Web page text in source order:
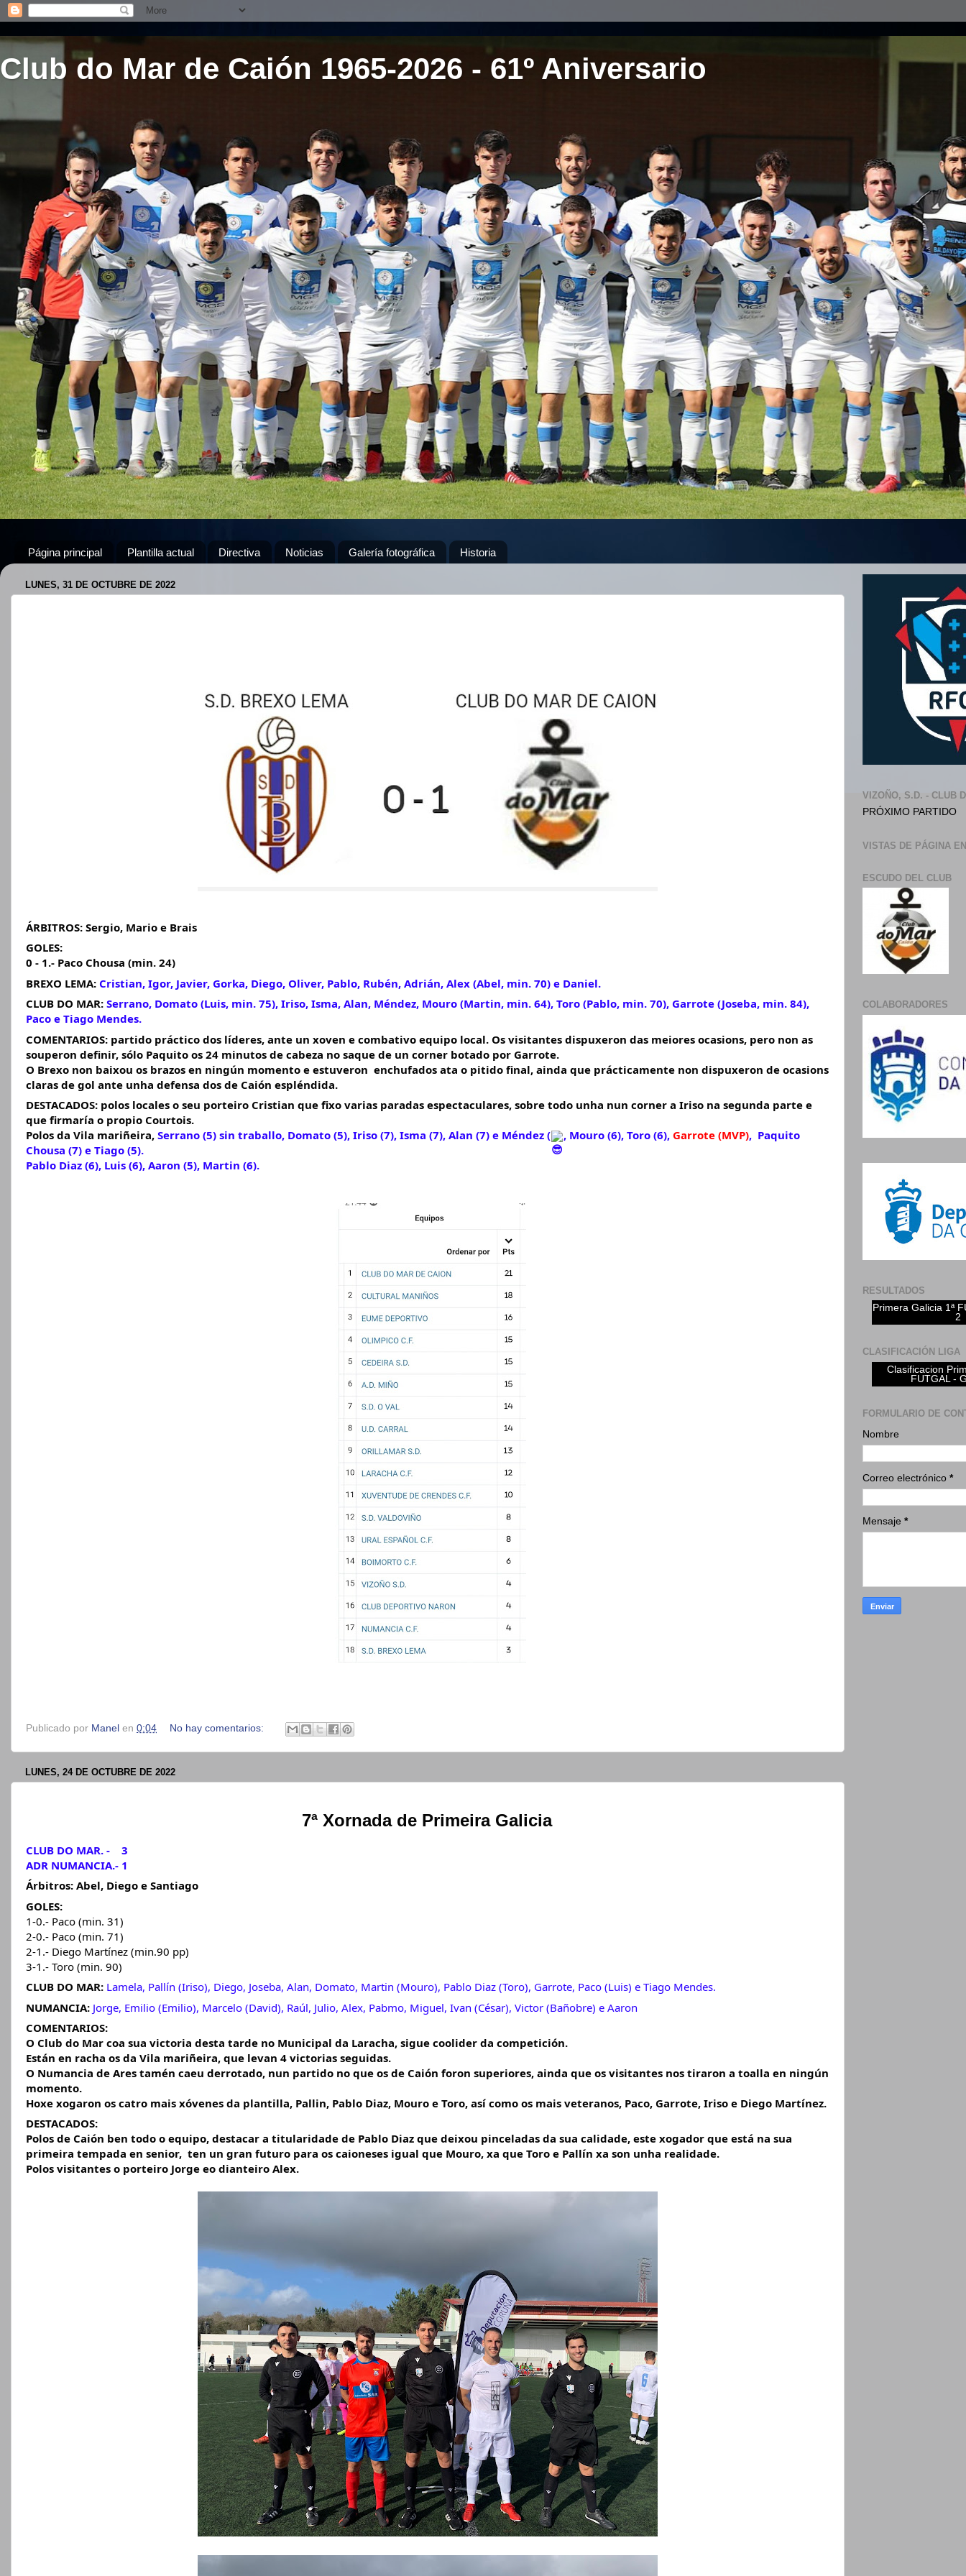
Club do Mar de Caión 1965-2026 - 61º Aniversario
Página principal Plantilla actual Directiva Noticias Galería fotográfica Historia
LUNES, 31 DE OCTUBRE DE 2022
ÁRBITROS: Sergio, Mario e Brais
GOLES:
0 - 1.- Paco Chousa (min. 24)
BREXO LEMA: Cristian, Igor, Javier, Gorka, Diego, Oliver, Pablo, Rubén, Adrián, Alex (Abel, min. 70) e Daniel.
CLUB DO MAR: Serrano, Domato (Luis, min. 75), Iriso, Isma, Alan, Méndez, Mouro (Martin, min. 64), Toro (Pablo, min. 70), Garrote (Joseba, min. 84),
Paco e Tiago Mendes.
COMENTARIOS: partido práctico dos líderes, ante un xoven e combativo equipo local. Os visitantes dispuxeron das meiores ocasions, pero non as
souperon definir, sólo Paquito os 24 minutos de cabeza no saque de un corner botado por Garrote.
O Brexo non baixou os brazos en ningún momento e estuveron  enchufados ata o pitido final, ainda que prácticamente non dispuxeron de ocasions
claras de gol ante unha defensa dos de Caión espléndida.
DESTACADOS: polos locales o seu porteiro Cristian que fixo varias paradas espectaculares, sobre todo unha nun corner a Iriso na segunda parte e
que firmaría o propio Courtois.
Polos da Vila mariñeira, Serrano (5) sin traballo, Domato (5), Iriso (7), Isma (7), Alan (7) e Méndez ( , Mouro (6), Toro (6), Garrote (MVP),  Paquito
Chousa (7) e Tiago (5).
Pablo Diaz (6), Luis (6), Aaron (5), Martin (6).
Publicado por Manel en 0:04 No hay comentarios:
LUNES, 24 DE OCTUBRE DE 2022
7ª Xornada de Primeira Galicia
CLUB DO MAR. -    3
ADR NUMANCIA.- 1
Árbitros: Abel, Diego e Santiago
GOLES:
1-0.- Paco (min. 31)
2-0.- Paco (min. 71)
2-1.- Diego Martínez (min.90 pp)
3-1.- Toro (min. 90)
CLUB DO MAR: Lamela, Pallín (Iriso), Diego, Joseba, Alan, Domato, Martin (Mouro), Pablo Diaz (Toro), Garrote, Paco (Luis) e Tiago Mendes.
NUMANCIA: Jorge, Emilio (Emilio), Marcelo (David), Raúl, Julio, Alex, Pabmo, Miguel, Ivan (César), Victor (Bañobre) e Aaron
COMENTARIOS:
O Club do Mar coa sua victoria desta tarde no Municipal da Laracha, sigue coolider da competición.
Están en racha os da Vila mariñeira, que levan 4 victorias seguidas.
O Numancia de Ares tamén caeu derrotado, nun partido no que os de Caión foron superiores, ainda que os visitantes nos tiraron a toalla en ningún
momento.
Hoxe xogaron os catro mais xóvenes da plantilla, Pallin, Pablo Diaz, Mouro e Toro, así como os mais veteranos, Paco, Garrote, Iriso e Diego Martínez.
DESTACADOS:
Polos de Caión ben todo o equipo, destacar a titularidade de Pablo Diaz que deixou pinceladas da sua calidade, este xogador que está na sua
primeira tempada en senior,  ten un gran futuro para os caioneses igual que Mouro, xa que Toro e Pallín xa son unha realidade.
Polos visitantes o porteiro Jorge eo dianteiro Alex.
VIZOÑO, S.D. - CLUB
PRÓXIMO PARTIDO
VISTAS DE PÁGINA
ESCUDO DEL CLUB
COLABORADORES
RESULTADOS
Primera Galicia 1ª
2
CLASIFICACIÓN LIGA
Clasificacion
FUTGAL -
FORMULARIO DE
Nombre
Correo electrónico *
Mensaje *